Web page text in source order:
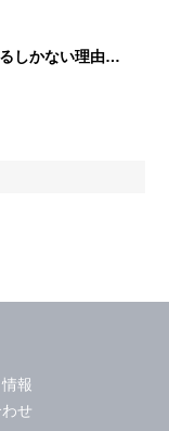
しかない理由…
報
せ